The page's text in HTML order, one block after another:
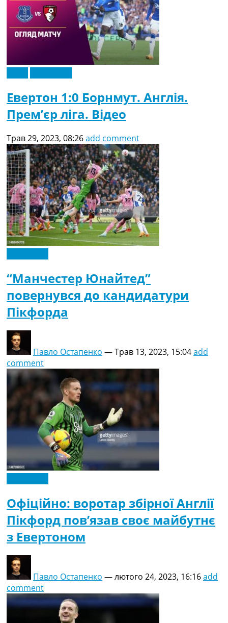
Евертон 1:0 Борнмут. Англія.
Прем’єр ліга. Відео
Трав 29, 2023, 08:26add comment
“Манчестер Юнайтед”
повернувся до кандидатури
Пікфорда
Павло Остапенко —Трав 13, 2023, 15:04add
comment
Офіційно: воротар збірної Англії
Пікфорд пов’язав своє майбутнє
з Евертоном
Павло Остапенко —лютого 24, 2023, 16:16add
comment